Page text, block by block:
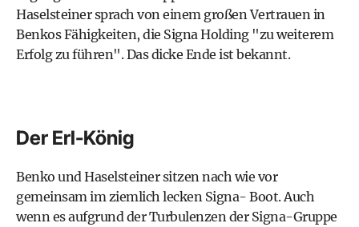
Haselsteiner sprach von einem großen Vertrauen in
Benkos Fähigkeiten, die Signa Holding "zu weiterem
Erfolg zu führen". Das dicke Ende ist bekannt.
Der Erl-König
Benko und Haselsteiner sitzen nach wie vor
gemeinsam im ziemlich lecken Signa- Boot. Auch
wenn es aufgrund der Turbulenzen der Signa-Gruppe